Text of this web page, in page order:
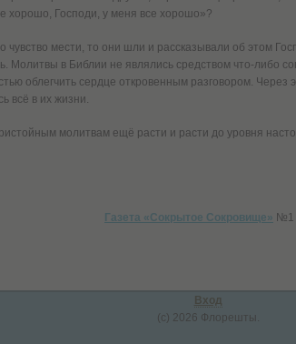
хорошо, Господи, у меня все хорошо»?
чувство мести, то они шли и рассказывали об этом
в Библии не являлись средством что-либо
облегчить сердце откровенным разговором. Через
всё в их жизни.
молитвам ещё расти и расти до уровня
Газета «Сокрытое Сокровище» №1
Вход
(c) 2026 Флорешты.